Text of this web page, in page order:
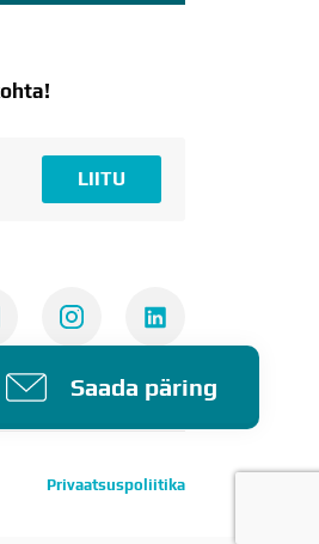
LIITU
Privaatsuspoliitika
Saada päring